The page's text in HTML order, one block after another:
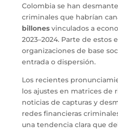
Colombia se han
criminales que habrían
billonesvinculados a
2023–2024. Parte de estos
organizaciones de base
entrada o dispersión.
Los recientes
los ajustes en matrices de
noticias de capturas y
redes financieras
una tendencia clara que